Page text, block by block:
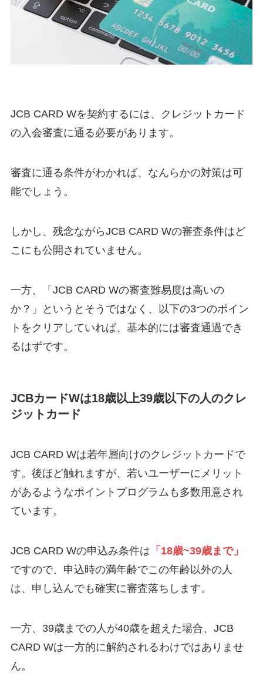
JCB CARD Wを契約するには、クレジットカード
の入会審査に通る必要があります。
審査に通る条件がわかれば、なんらかの対策は可
能でしょう。
しかし、残念ながらJCB CARD Wの審査条件はど
こにも公開されていません。
一方、「JCB CARD Wの審査難易度は高いの
か？」というとそうではなく、以下の3つのポイン
トをクリアしていれば、基本的には審査通過でき
るはずです。
JCBカードWは18歳以上39歳以下の人のクレ
ジットカード
JCB CARD Wは若年層向けのクレジットカードで
す。後ほど触れますが、若いユーザーにメリット
があるようなポイントプログラムも多数用意され
ています。
JCB CARD Wの申込み条件は 「18歳~39歳まで」
ですので、申込時の満年齢でこの年齢以外の人
は、申し込んでも確実に審査落ちします。
一方、39歳までの人が40歳を超えた場合、JCB
CARD Wは一方的に解約されるわけではありませ
ん。